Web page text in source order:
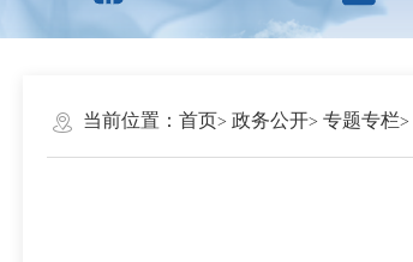
当前位置：首页 政务公开 专题专栏